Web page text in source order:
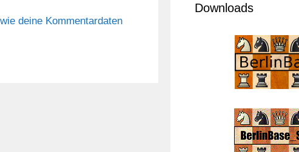
deine Kommentardaten
Downloads